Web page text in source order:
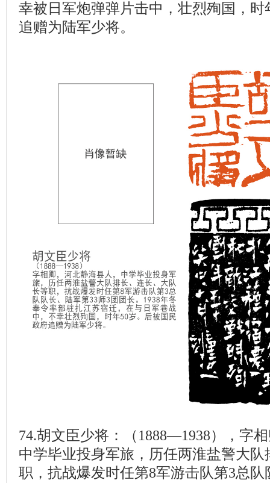
幸被日军炮弹弹片击中，壮烈殉国，时
追赠为陆军少将。
74.胡文臣少将：（1888—1938），字
中学毕业投身军旅，历任两淮盐警大
职，抗战爆发时任第8军游击队第3总队